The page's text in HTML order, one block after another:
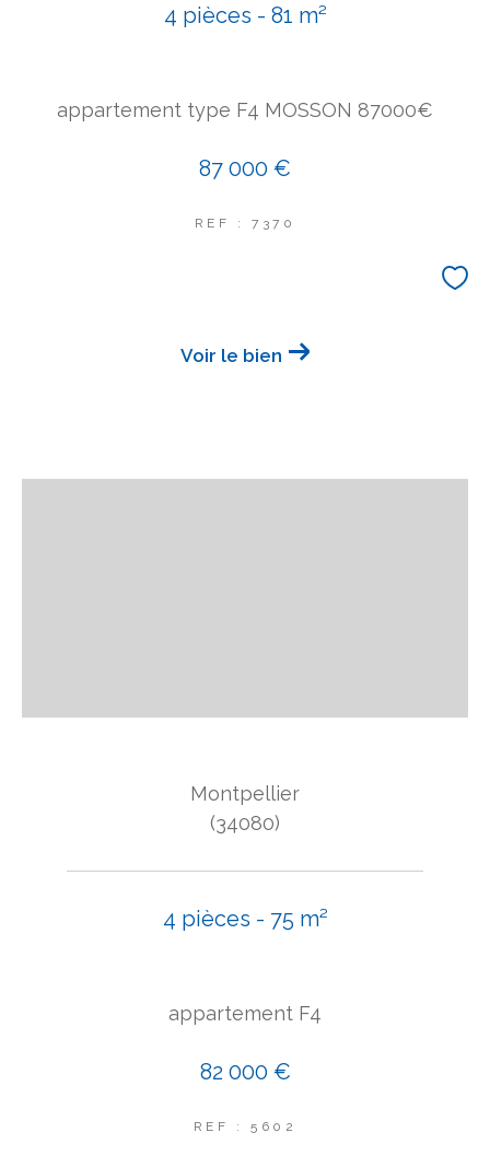
4 pièces - 81 m²
appartement type F4 MOSSON 87000€
87 000 €
REF : 7370
Voir le bien
Montpellier
(34080)
4 pièces - 75 m²
appartement F4
82 000 €
REF : 5602